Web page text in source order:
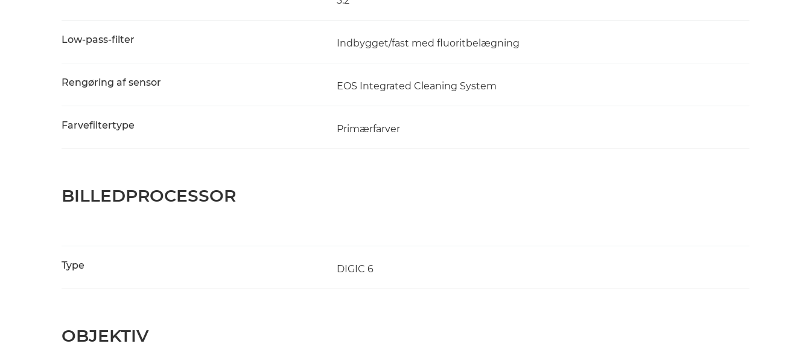
Low-pass-filter Indbygget/fast med fluoritbelægning
Rengøring af sensor EOS Integrated Cleaning System
Farvefiltertype Primærfarver
BILLEDPROCESSOR
Type DIGIC 6
OBJEKTIV